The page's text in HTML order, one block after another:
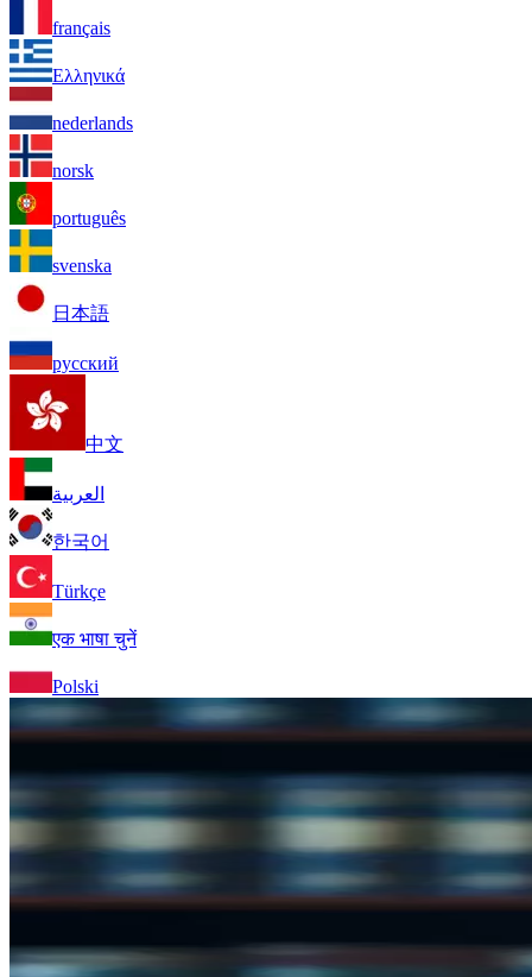
français
Ελληνικά
nederlands
norsk
português
svenska
日本語
русский
中文
العربية
한국어
Türkçe
एक भाषा चुनें
Polski